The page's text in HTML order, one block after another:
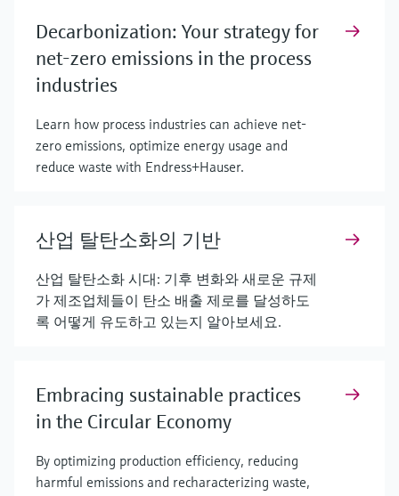
Decarbonization: Your strategy for
net-zero emissions in the process
industries
Learn how process industries can achieve net-
zero emissions, optimize energy usage and
reduce waste with Endress+Hauser.
산업 탈탄소화의 기반
산업 탈탄소화 시대: 기후 변화와 새로운 규제
가 제조업체들이 탄소 배출 제로를 달성하도
록 어떻게 유도하고 있는지 알아보세요.
Embracing sustainable practices
in the Circular Economy
By optimizing production efficiency, reducing
harmful emissions and recharacterizing waste,